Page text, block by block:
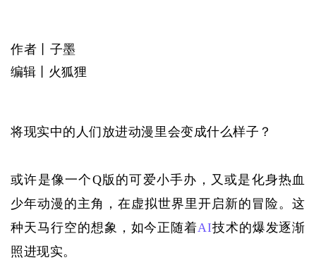
作者丨子墨
编辑丨火狐狸
将现实中的人们放进动漫里会变成什么样子？
或许是像一个Q版的可爱小手办，又或是化身热血
少年动漫的主角，在虚拟世界里开启新的冒险。这
种天马行空的想象，如今正随着AI技术的爆发逐渐
照进现实。